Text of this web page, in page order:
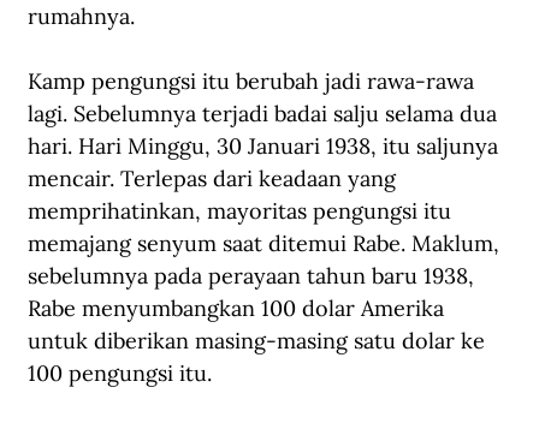
rumahnya.
Kamp pengungsi itu berubah jadi rawa-rawa
lagi. Sebelumnya terjadi badai salju selama dua
hari. Hari Minggu, 30 Januari 1938, itu saljunya
mencair. Terlepas dari keadaan yang
memprihatinkan, mayoritas pengungsi itu
memajang senyum saat ditemui Rabe. Maklum,
sebelumnya pada perayaan tahun baru 1938,
Rabe menyumbangkan 100 dolar Amerika
untuk diberikan masing-masing satu dolar ke
100 pengungsi itu.